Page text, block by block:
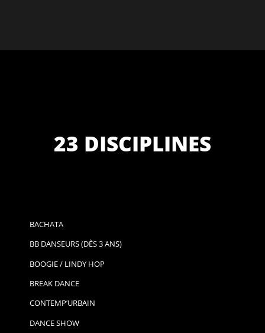
23 DISCIPLINES
BACHATA
BB DANSEURS (DÈS 3 ANS)
BOOGIE / LINDY HOP
BREAK DANCE
CONTEMP’URBAIN
DANCE SHOW